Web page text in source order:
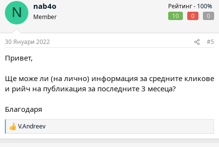
N nab4o
Member
Рейтинг - 100%
10
0 0
30 Януари 2022 #5
Привет,
Ще може ли (на лично) информация за средните кликове
и рийч на публикация за последните 3 месеца?
Благодаря
Р
е
V.Andreev